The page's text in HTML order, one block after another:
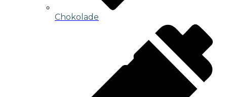
Chokolade